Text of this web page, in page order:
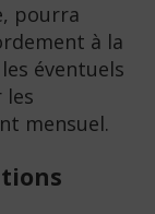
pourra
à la
éventuels
les
mensuel.